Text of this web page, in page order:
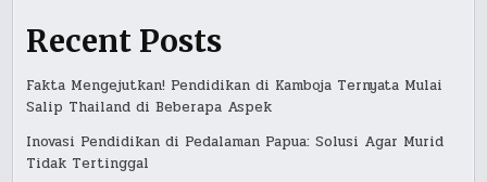
Recent Posts
Fakta Mengejutkan! Pendidikan di Kamboja Ternyata Mulai
Salip Thailand di Beberapa Aspek
Inovasi Pendidikan di Pedalaman Papua: Solusi Agar Murid
Tidak Tertinggal